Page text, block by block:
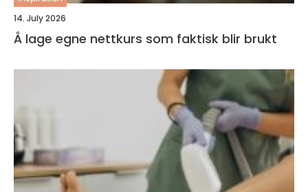
14. July 2026
Å lage egne nettkurs som faktisk blir brukt